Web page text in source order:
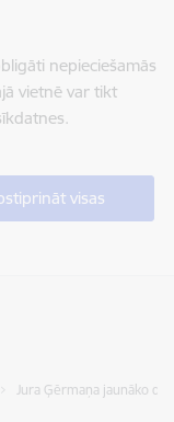
nepieciešamās
vietnē var tikt
visas
Jura Ģērmaņa jaunāko